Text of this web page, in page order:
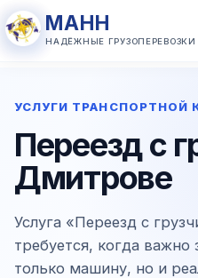
МАНН
НАДЁЖНЫЕ ГРУЗОПЕРЕВОЗКИ
УСЛУГИ ТРАНСПОРТНОЙ
Переезд с
Дмитрове
Услуга «Переезд с
требуется, когда важно
только машину, но и